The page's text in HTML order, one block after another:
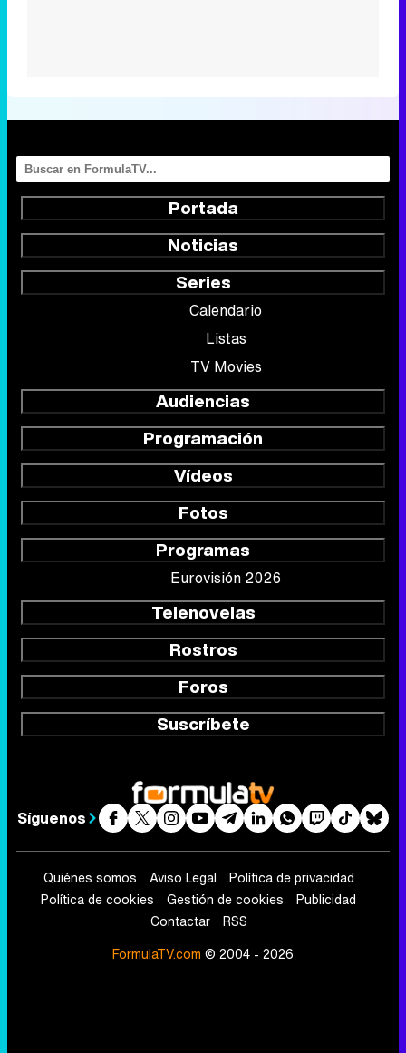
Portada
Noticias
Series
Calendario
Listas
TV Movies
Audiencias
Programación
Vídeos
Fotos
Programas
Eurovisión 2026
Telenovelas
Rostros
Foros
Suscríbete
Síguenos
Quiénes somos Aviso Legal
Política de privacidad
Política de cookies
Gestión de cookies
Publicidad
Contactar
RSS
FormulaTV.com © 2004 - 2026